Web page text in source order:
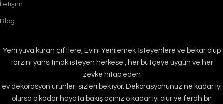
İletişim
Blog
Yeni yuva kuran çiftlere, Evini Yenilemek İsteyenlere ve bekar olup
tarzını yansıtmak isteyen herkese , her bütçeye uygun ve her
zevke hitap eden
ev dekorasyon ürünleri sizleri bekliyor. Dekorasyonunuz ne kadar iyi
olursa o kadar hayata bakış açınız o kadar iyi olur ve ferah bir